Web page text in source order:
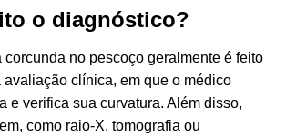
o diagnóstico?
corcunda no pescoço geralmente é feito
avaliação clínica, em que o médico
e verifica sua curvatura. Além disso,
como raio-X, tomografia ou